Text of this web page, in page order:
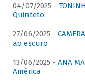
04/07/2025 -
Quinteto
27/06/2025 -
ao escuro
13/06/2025 - ANA
América